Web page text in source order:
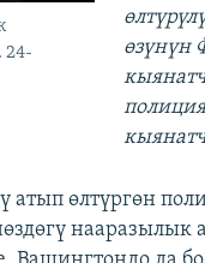
24-
өзүнүн
атып өлтүргөн
нааразылык